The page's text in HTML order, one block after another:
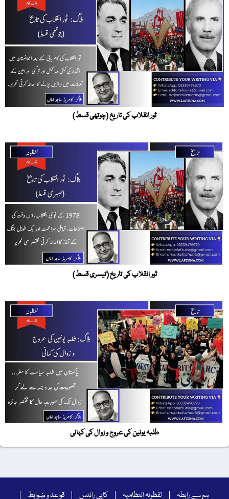
ثور انقلاب کی تاریخ (چوتھی قسط)
ثور انقلاب کی تاریخ (تیسری قسط)
طلبہ یونین کی عروج و زوال کی کہانی
ہم سے رابطہ لفظونہ انتظامیہ کاپی رائٹس قواعد و ضوابط